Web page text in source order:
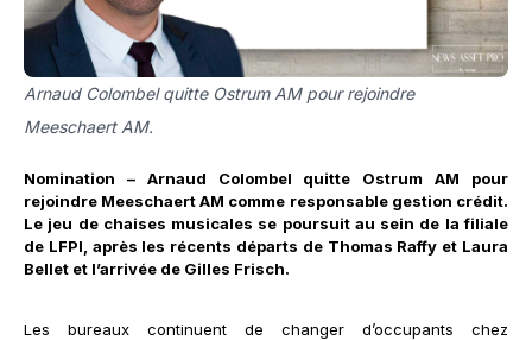
Arnaud Colombel quitte Ostrum AM pour rejoindre
Meeschaert AM.
Nomination – Arnaud Colombel quitte Ostrum AM pour
rejoindre Meeschaert AM comme responsable gestion crédit.
Le jeu de chaises musicales se poursuit au sein de la filiale
de LFPI, après les récents départs de Thomas Raffy et Laura
Bellet et l’arrivée de Gilles Frisch.
Les bureaux continuent de changer d’occupants chez